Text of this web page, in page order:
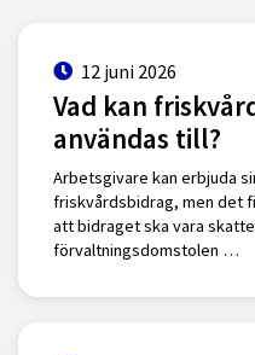
12 juni 2026
Vad kan
användas till?
Arbetsgivare kan erbjuda
friskvårdsbidrag, men det
att bidraget ska vara
förvaltningsdomstolen …